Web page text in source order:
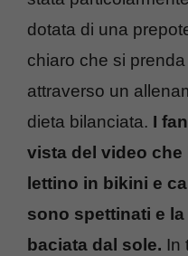
dotata di una
chiaro che si
attraverso un
dieta bilanciata. I
vista del video che
lettino in bikini e
sono spettinati e
baciata dal sole. In